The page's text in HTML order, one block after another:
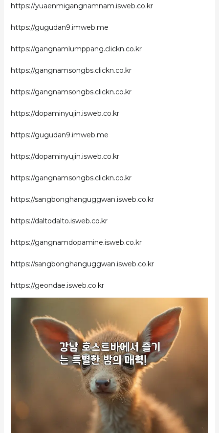
https://yuaenmigangnamnam.isweb.co.kr
https://gugudan9.imweb.me
https://gangnamlumppang.clickn.co.kr
https://gangnamsongbs.clickn.co.kr
https://gangnamsongbs.clickn.co.kr
https://dopaminyujin.isweb.co.kr
https://gugudan9.imweb.me
https://dopaminyujin.isweb.co.kr
https://gangnamsongbs.clickn.co.kr
https://sangbonghanguggwan.isweb.co.kr
https://daltodalto.isweb.co.kr
https://gangnamdopamine.isweb.co.kr
https://sangbonghanguggwan.isweb.co.kr
https://geondae.isweb.co.kr